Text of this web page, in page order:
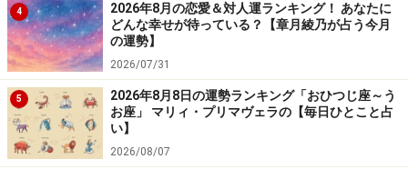
4
2026年8月の恋愛＆対人運ランキング！ あなたに
どんな幸せが待っている？【章月綾乃が占う今月
の運勢】
2026/07/31
5
2026年8月8日の運勢ランキング「おひつじ座～う
お座」 マリィ・プリマヴェラの【毎日ひとこと占
い】
2026/08/07